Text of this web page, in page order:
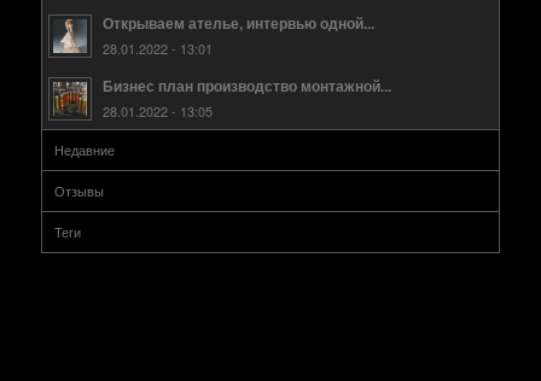
Открываем ателье, интервью одной...
28.01.2022 - 13:01
Бизнес план производство монтажной...
28.01.2022 - 13:05
Недавние
Отзывы
Теги